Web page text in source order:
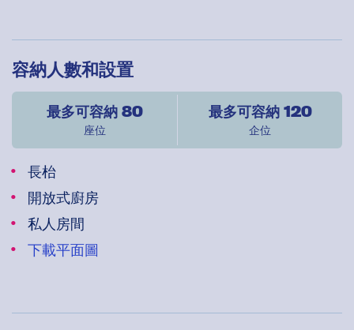
容納人數和設置
最多可容納 80
座位
最多可容納 120
企位
長枱
開放式廚房
私人房間
下載平面圖